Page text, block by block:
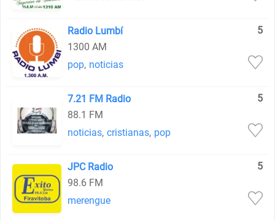
Radio Lumbí
5
1300 AM
pop, noticias
7.21 FM Radio
5
88.1 FM
noticias, cristianas, pop
JPC Radio
5
98.6 FM
merengue